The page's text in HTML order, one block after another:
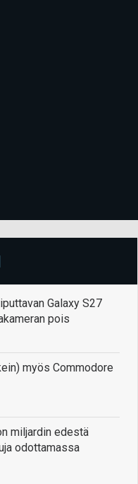
Galaxy S27
pois
myös Commodore
miljardin edestä
odottamassa